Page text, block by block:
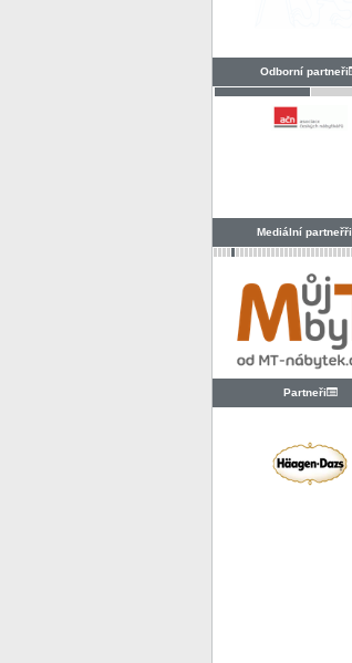
Odborní partneři
Mediální partneřři
Partneři